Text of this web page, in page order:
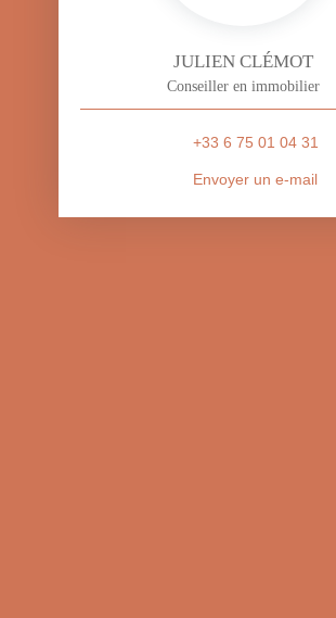
JULIEN CLÉMOT
Conseiller en immobilier
+33 6 75 01 04 31
Envoyer un e-mail